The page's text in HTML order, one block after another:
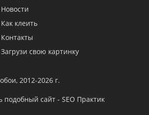
Новости
Как клеить
Контакты
Загрузи свою картинку
2012-2026 г.
подобный сайт - SEO Практик